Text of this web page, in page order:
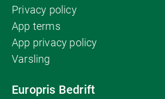
Privacy policy
App terms
App privacy policy
Varsling
Europris Bedrift